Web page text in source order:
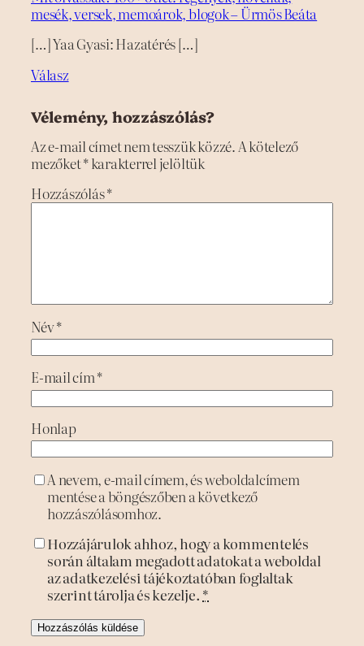
mesék, versek, memoárok, blogok – Ürmös Beáta
[…] Yaa Gyasi: Hazatérés […]
Válasz
Vélemény, hozzászólás?
Az e-mail címet nem tesszük közzé. A kötelező
mezőket*karakterrel jelöltük
Hozzászólás*
Név*
E-mail cím*
Honlap
A nevem, e-mail címem, és weboldalcímem
mentése a böngészőben a következő
hozzászólásomhoz.
Hozzájárulok ahhoz, hogy a kommentelés
során általam megadott adatokat a weboldal
az adatkezelési tájékoztatóban foglaltak
szerint tárolja és kezelje. *